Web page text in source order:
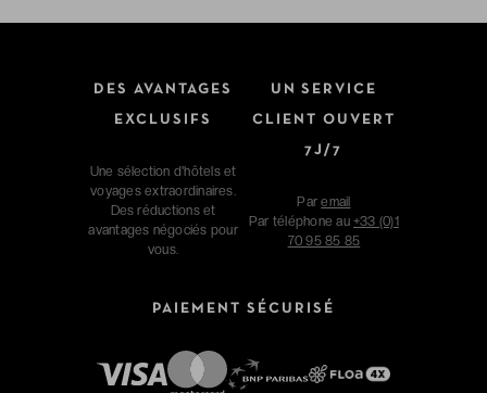
DES AVANTAGES
EXCLUSIFS
Une sélection d'hôtels et
voyages extraordinaires.
Des réductions et
avantages négociés pour
vous.
UN SERVICE
CLIENT OUVERT
7J/7
Paremail
Par téléphone au +33 (0)1
70 95 85 85
PAIEMENT SÉCURISÉ